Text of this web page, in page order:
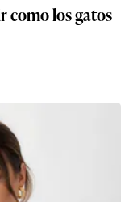
como los gatos